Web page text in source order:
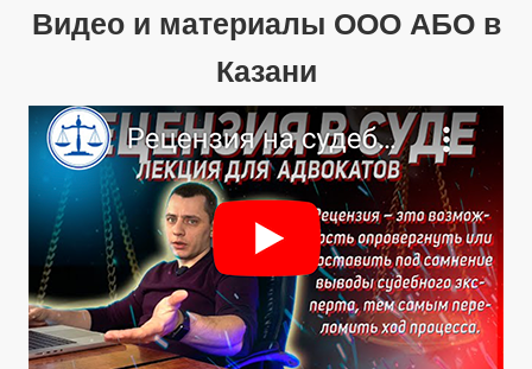
Видео и материалы ООО АБО в
Казани